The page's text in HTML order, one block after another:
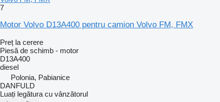
7
Motor Volvo D13A400 pentru camion Volvo FM, FMX
Preț la cerere
Piesă de schimb - motor
D13A400
diesel
Polonia, Pabianice
DANFULD
Luați legătura cu vânzătorul